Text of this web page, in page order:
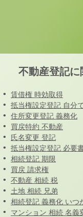
不動産登記に
賃借権 時効取得
抵当権設定登記 自分
住所変更登記 義務化
買戻特約 不動産
氏名変更 登記
抵当権設定登記 必要
相続登記 期限
買戻 請求権
不動産 相続 税
土地 相続 兄弟
相続登記 義務化 いつ
マンション 相続 名義